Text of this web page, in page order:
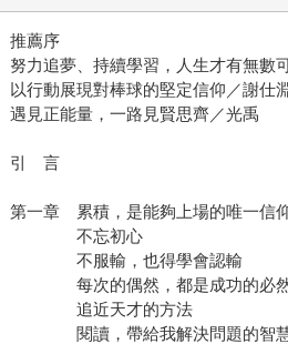
推薦序
努力追夢、持續學習，人生才有無數
以行動展現對棒球的堅定信仰／謝仕
遇見正能量，一路見賢思齊／光禹
引 言
第一章 累積，是能夠上場的唯一信
不忘初心
不服輸，也得學會認輸
每次的偶然，都是成功的必
追近天才的方法
閱讀，帶給我解決問題的智